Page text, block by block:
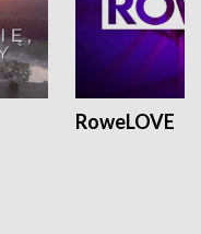
RoweLOVE